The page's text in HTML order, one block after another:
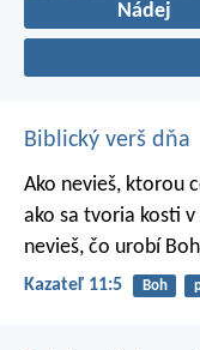
Nádej
Biblický verš dňa
Ako nevieš, ktorou
ako sa tvoria kosti
nevieš, čo urobí
Kazateľ 11:5 Boh